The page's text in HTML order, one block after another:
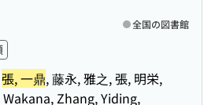
張, 一鼎, 藤永, 雅之, 張, 明栄,
Zhang, Yiding,
全国の図書館